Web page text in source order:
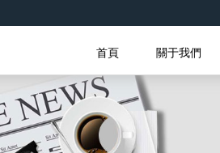
首頁 關于我們